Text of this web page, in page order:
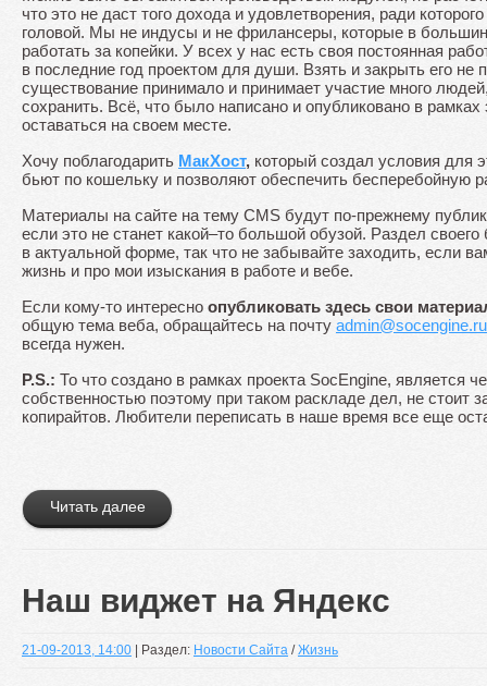
что это не даст того дохода и удовлетворения, ради
головой. Мы не индусы и не фрилансеры, которые в
работать за копейки. У всех у нас есть своя постоянная
в последние год проектом для души. Взять и закрыть его не
существование принимало и принимает участие много
сохранить. Всё, что было написано и опубликовано в рамках
оставаться на своем месте.
Хочу поблагодарить МакХост, который создал условия для
бьют по кошельку и позволяют обеспечить бесперебойную
Материалы на сайте на тему CMS будут по-прежнему
если это не станет какой–то большой обузой. Раздел
в актуальной форме, так что не забывайте заходить, если
жизнь и про мои изыскания в работе и вебе.
Если кому-то интересно опубликовать здесь свои
общую тема веба, обращайтесь на почту admin@socengine.ru
всегда нужен.
P.S.: То что создано в рамках проекта SocEngine, является
собственностью поэтому при таком раскладе дел, не стоит
копирайтов. Любители переписать в наше время все еще
Читать далее
Наш виджет на Яндекс
21-09-2013, 14:00 | Раздел: Новости Сайта /Жизнь